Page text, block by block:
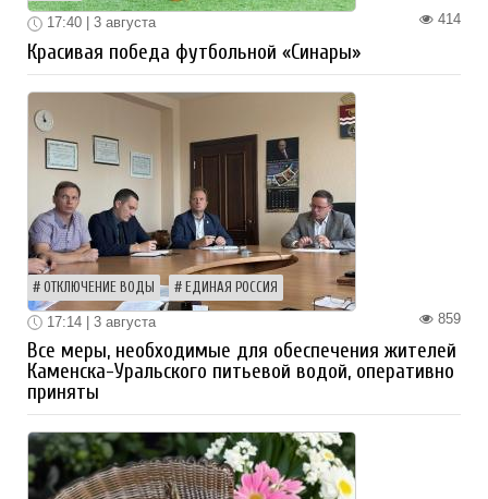
414
17:40 | 3 августа
Красивая победа футбольной «Синары»
ОТКЛЮЧЕНИЕ ВОДЫ ЕДИНАЯ РОССИЯ
859
17:14 | 3 августа
Все меры, необходимые для обеспечения жителей
Каменска-Уральского питьевой водой, оперативно
приняты